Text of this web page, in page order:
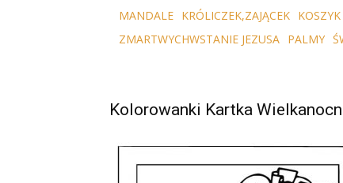
MANDALE KRÓLICZEK,ZAJĄCEK KOSZYK
ZMARTWYCHWSTANIE JEZUSA PALMY
Kolorowanki Kartka